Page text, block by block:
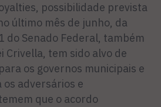
possibilidade prevista
último mês de junho, da
do Senado Federal, também
Crivella, tem sido alvo de
os governos municipais e
adversários e
que o acordo